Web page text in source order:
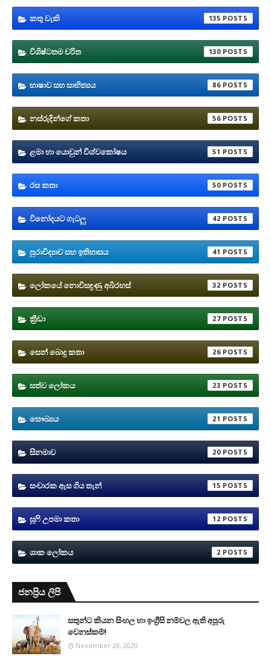
කතු වැකි 135
විශිෂ්ටතම චරිත 130
භාෂාව සහ සාහිත්‍යය 86
නස්රුදින්ගේ කතා 56
ළමා හා යොවුන් විශ්වකෝෂය 51
රස කතා 50
විනෝදයට ගැටලු 42
පුරාවිද්‍යාව සහ ඉතිහාසය 41
ලෝකයේ නොවිසඳුණු අබිරහස් 32
ක්‍රීඩා 27
සෙන් බොදු කතා 26
සත්ව ලෝකය 23
සෞඛ්‍යය 21
සිනමාව 20
සංචාරක ඇස ගිය තැන් 15
සූෆි උපමා කතා 12
ශාක ලෝකය 2
ජනප්‍රිය ලිපි
සතුන්ට කියන සිංහල හා ඉංග්‍රීසි නම්වල ඇති අපූරු
වෙනස්කම්!
November 28, 2020